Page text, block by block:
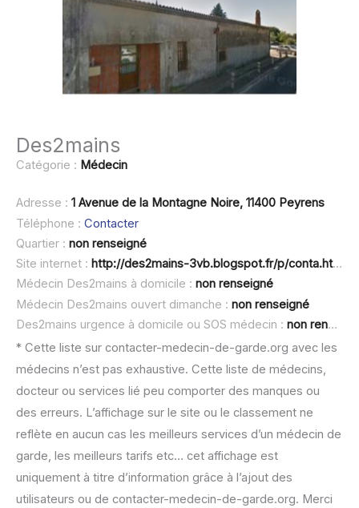
Des2mains
Catégorie : Médecin
Adresse : 1 Avenue de la Montagne Noire, 11400 Peyrens
Téléphone : Contacter
Quartier : non renseigné
Site internet : http://des2mains-3vb.blogspot.fr/p/conta.html
Médecin Des2mains à domicile : non renseigné
Médecin Des2mains ouvert dimanche : non renseigné
Des2mains urgence à domicile ou SOS médecin : non renseigné
* Cette liste sur contacter-medecin-de-garde.org avec les
médecins n’est pas exhaustive. Cette liste de médecins,
docteur ou services lié peu comporter des manques ou
des erreurs. L’affichage sur le site ou le classement ne
reflète en aucun cas les meilleurs services d’un médecin de
garde, les meilleurs tarifs etc… cet affichage est
uniquement à titre d’information grâce à l’ajout des
utilisateurs ou de contacter-medecin-de-garde.org. Merci